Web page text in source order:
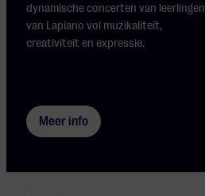
dynamische concerten van leerlingen
van Lapiano vol muzikaliteit,
creativiteit en expressie.
Meer info